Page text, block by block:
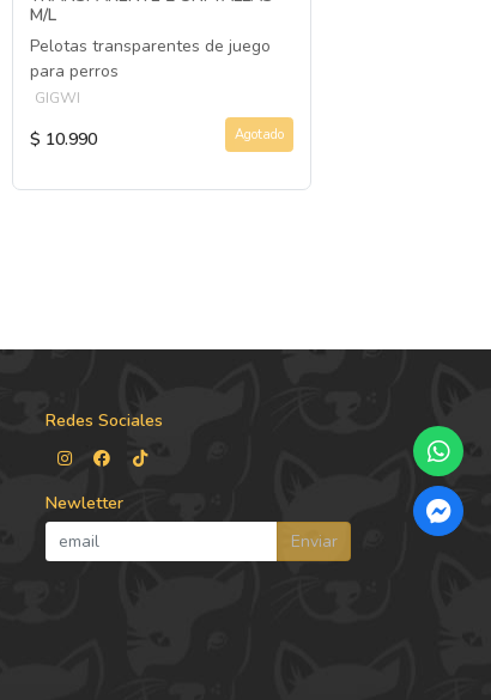
M/L
Pelotas transparentes de juego
para perros
GIGWI
$ 10.990 Agotado
Redes Sociales
Newletter
Enviar